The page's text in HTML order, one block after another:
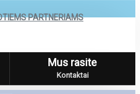
PARTNERIAMS
Mus rasite
Kontaktai